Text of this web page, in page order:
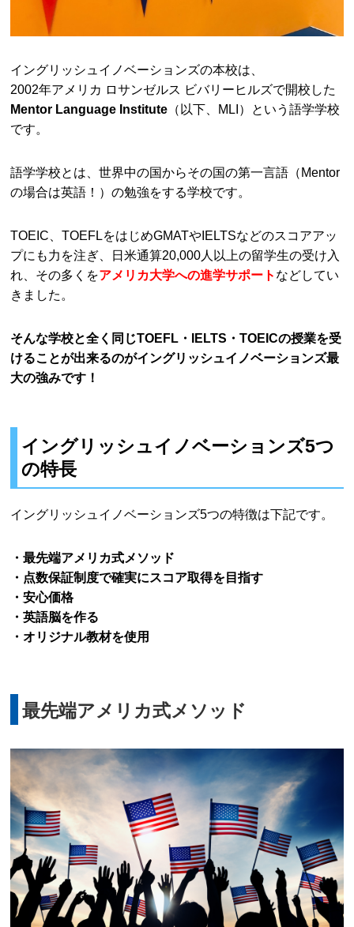
イングリッシュイノベーションズの本校は、
2002年アメリカ ロサンゼルス ビバリーヒルズで開校した
Mentor Language Institute （以下、MLI）という語学学校
です。
語学学校とは、世界中の国からその国の第一言語（Mentor
の場合は英語！）の勉強をする学校です。
TOEIC、TOEFLをはじめGMATやIELTSなどのスコアアッ
プにも力を注ぎ、日米通算20,000人以上の留学生の受け入
れ、その多くをアメリカ大学への進学サポート などしてい
きました。
そんな学校と全く同じTOEFL・IELTS・TOEICの授業を受
けることが出来るのがイングリッシュイノベーションズ最
大の強みです！
イングリッシュイノベーションズ5つ
の特長
イングリッシュイノベーションズ5つの特徴は下記です。
・最先端アメリカ式メソッド
・点数保証制度で確実にスコア取得を目指す
・安心価格
・英語脳を作る
・オリジナル教材を使用
最先端アメリカ式メソッド